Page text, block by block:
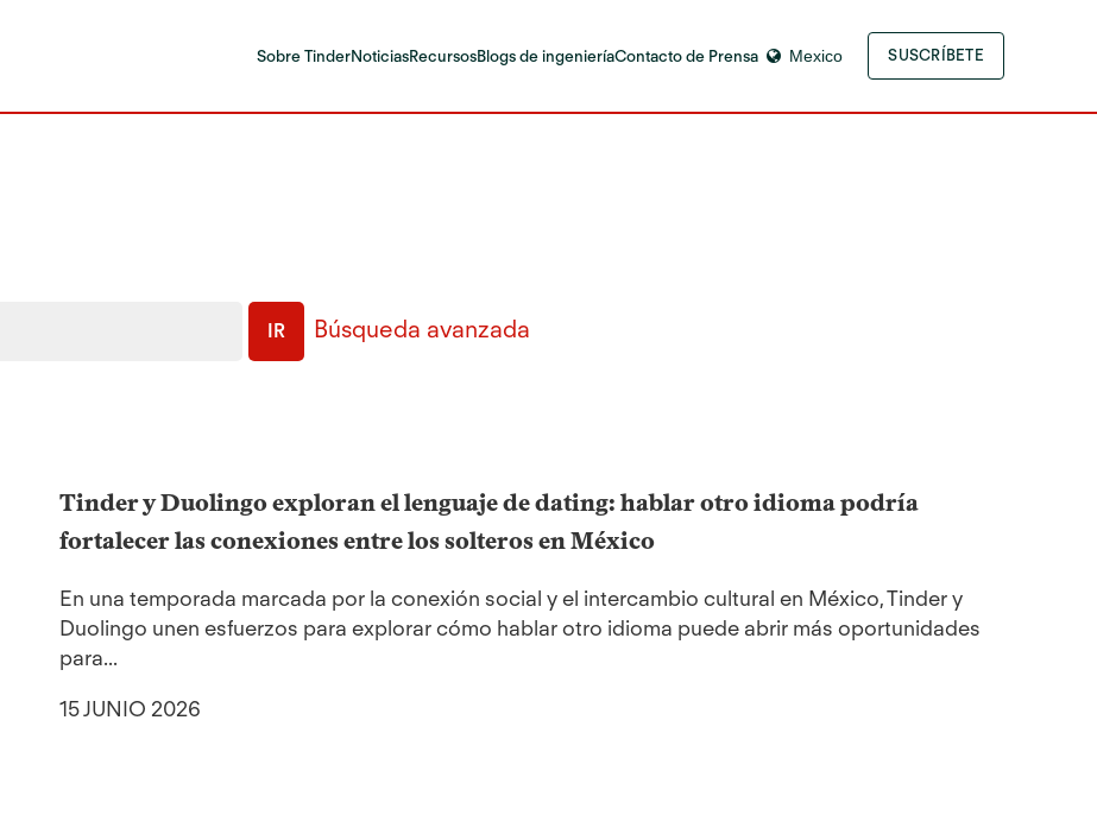
Sobre TinderNoticiasRecursosBlogs de ingenieríaContacto de Prensa Mexico SUSCRÍBETE
IR Búsqueda avanzada
Tinder y Duolingo exploran el lenguaje de dating: hablar otro idioma podría
fortalecer las conexiones entre los solteros en México
En una temporada marcada por la conexión social y el intercambio cultural en México, Tinder y
Duolingo unen esfuerzos para explorar cómo hablar otro idioma puede abrir más oportunidades
para...
15 JUNIO 2026